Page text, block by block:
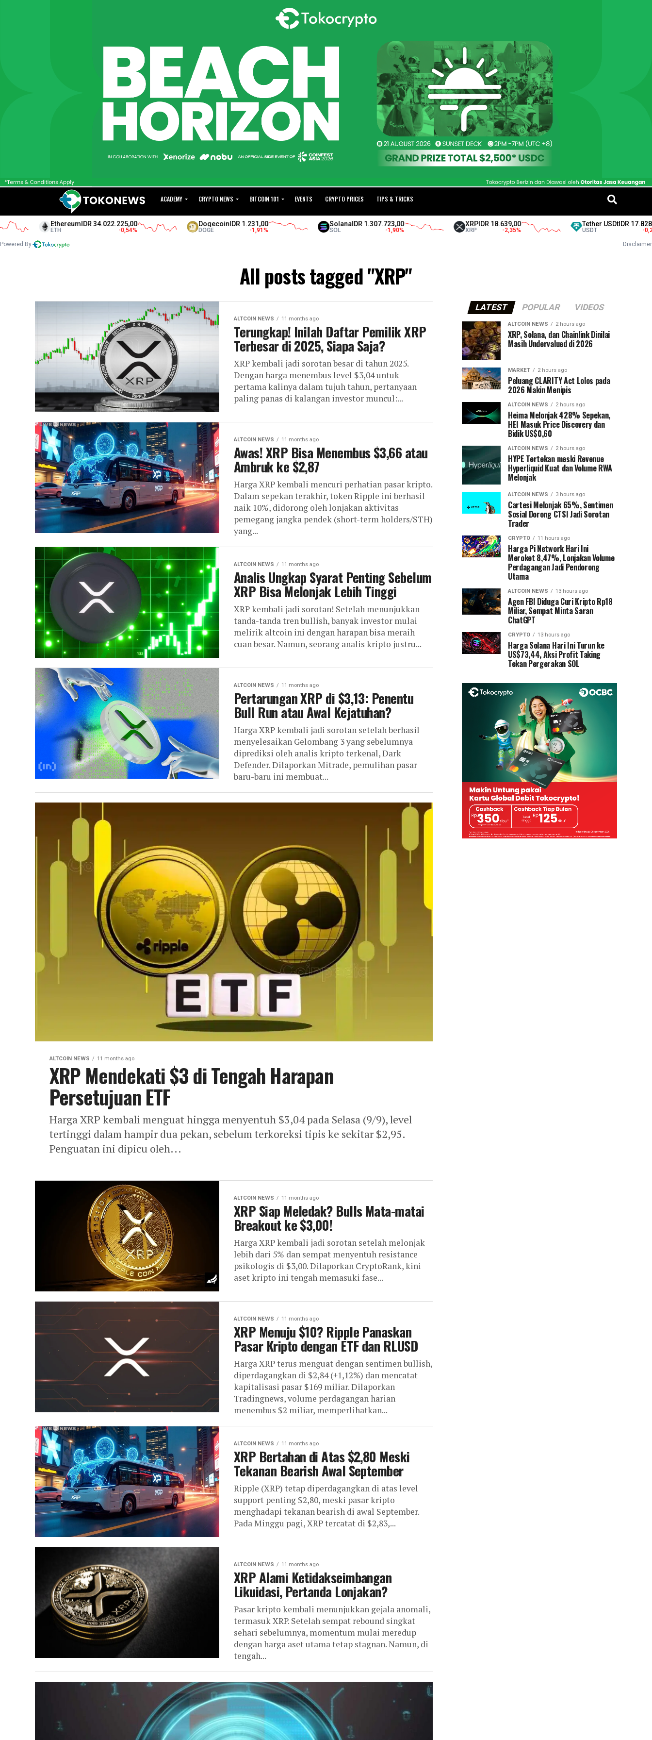
ACADEMY CRYPTO NEWS BITCOIN 101 EVENTS CRYPTO PRICES TIPS & TRICKS
Ethereum IDR 34.022.225,00
ETH
DogecoinIDR 1.231,00
DOGE -1,91
Solana IDR 1.307.723,00
SOL
XRP IDR 18.639,00
XRP -2,35%
Tether USDtIDR 17.828,00
USDT
Powered By Disclaimer
All posts tagged "XRP"
ALTCOIN NEWS 11 months ago
Terungkap! Inilah Daftar Pemilik XRP
Terbesar di 2025, Siapa Saja?
XRP kembali jadi sorotan besar di tahun 2025.
Dengan harga menembus level $3,04 untuk
pertama kalinya dalam tujuh tahun, pertanyaan
paling panas di kalangan investor muncul:...
ALTCOIN NEWS 11 months ago
Awas! XRP Bisa Menembus $3,66 atau
Ambruk ke $2,87
Harga XRP kembali mencuri perhatian pasar kripto.
Dalam sepekan terakhir, token Ripple ini berhasil
naik 10%, didorong oleh lonjakan aktivitas
pemegang jangka pendek (short-term holders/STH)
yang...
ALTCOIN NEWS 11 months ago
Analis Ungkap Syarat Penting Sebelum
XRP Bisa Melonjak Lebih Tinggi
XRP kembali jadi sorotan! Setelah menunjukkan
tanda-tanda tren bullish, banyak investor mulai
melirik altcoin ini dengan harapan bisa meraih
cuan besar. Namun, seorang analis kripto justru...
ALTCOIN NEWS 11 months ago
Pertarungan XRP di $3,13: Penentu
Bull Run atau Awal Kejatuhan?
Harga XRP kembali jadi sorotan setelah berhasil
menyelesaikan Gelombang 3 yang sebelumnya
diprediksi oleh analis kripto terkenal, Dark
Defender. Dilaporkan Mitrade, pemulihan pasar
baru-baru ini membuat...
ALTCOIN NEWS 11 months ago
XRP Mendekati $3 di Tengah Harapan
Persetujuan ETF
Harga XRP kembali menguat hingga menyentuh $3,04 pada Selasa (9/9), level
tertinggi dalam hampir dua pekan, sebelum terkoreksi tipis ke sekitar $2,95.
Penguatan ini dipicu oleh...
ALTCOIN NEWS 11 months ago
XRP Siap Meledak? Bulls Mata-matai
Breakout ke $3,00!
Harga XRP kembali jadi sorotan setelah melonjak
lebih dari 5% dan sempat menyentuh resistance
psikologis di $3,00. Dilaporkan CryptoRank, kini
aset kripto ini tengah memasuki fase...
ALTCOIN NEWS 11 months ago
XRP Menuju $10? Ripple Panaskan
Pasar Kripto dengan ETF dan RLUSD
Harga XRP terus menguat dengan sentimen bullish,
diperdagangkan di $2,84 (+1,12%) dan mencatat
kapitalisasi pasar $169 miliar. Dilaporkan
Tradingnews, volume perdagangan harian
menembus $2 miliar, memperlihatkan...
ALTCOIN NEWS 11 months ago
XRP Bertahan di Atas $2,80 Meski
Tekanan Bearish Awal September
Ripple (XRP) tetap diperdagangkan di atas level
support penting $2,80, meski pasar kripto
menghadapi tekanan bearish di awal September.
Pada Minggu pagi, XRP tercatat di $2,83,...
ALTCOIN NEWS 11 months ago
XRP Alami Ketidakseimbangan
Likuidasi, Pertanda Lonjakan?
Pasar kripto kembali menunjukkan gejala anomali,
termasuk XRP. Setelah sempat rebound singkat
sehari sebelumnya, momentum mulai meredup
dengan harga aset utama tetap stagnan. Namun, di
tengah...
LATEST POPULAR VIDEOS
ALTCOIN NEWS 2 hours ago
XRP, Solana, dan Chainlink Dinilai
Masih Undervalued di 2026
MARKET 2 hours ago
Peluang CLARITY Act Lolos pada
2026 Makin Menipis
ALTCOIN NEWS 2 hours ago
Heima Melonjak 428% Sepekan,
HEI Masuk Price Discovery dan
Bidik US$0,60
ALTCOIN NEWS 2 hours ago
HYPE Tertekan meski Revenue
Hyperliquid Kuat dan Volume RWA
Melonjak
ALTCOIN NEWS 3 hours ago
Cartesi Melonjak 65%, Sentimen
Sosial Dorong CTSI Jadi Sorotan
Trader
CRYPTO 11 hours ago
Harga Pi Network Hari Ini
Meroket 8,47%, Lonjakan Volume
Perdagangan Jadi Pendorong
Utama
ALTCOIN NEWS 13 hours ago
Agen FBI Diduga Curi Kripto Rp18
Miliar, Sempat Minta Saran
ChatGPT
CRYPTO 13 hours ago
Harga Solana Hari Ini Turun ke
US$73,44, Aksi Profit Taking
Tekan Pergerakan SOL